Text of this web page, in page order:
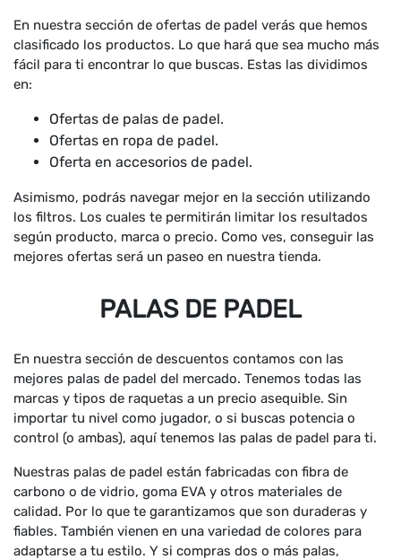
En nuestra sección de ofertas de padel verás que hemos
clasificado los productos. Lo que hará que sea mucho más
fácil para ti encontrar lo que buscas. Estas las dividimos
en:
Ofertas de palas de padel.
Ofertas en ropa de padel.
Oferta en accesorios de padel.
Asimismo, podrás navegar mejor en la sección utilizando
los filtros. Los cuales te permitirán limitar los resultados
según producto, marca o precio. Como ves, conseguir las
mejores ofertas será un paseo en nuestra tienda.
PALAS DE PADEL
En nuestra sección de descuentos contamos con las
mejores palas de padel del mercado. Tenemos todas las
marcas y tipos de raquetas a un precio asequible. Sin
importar tu nivel como jugador, o si buscas potencia o
control (o ambas), aquí tenemos las palas de padel para ti.
Nuestras palas de padel están fabricadas con fibra de
carbono o de vidrio, goma EVA y otros materiales de
calidad. Por lo que te garantizamos que son duraderas y
fiables. También vienen en una variedad de colores para
adaptarse a tu estilo. Y si compras dos o más palas,